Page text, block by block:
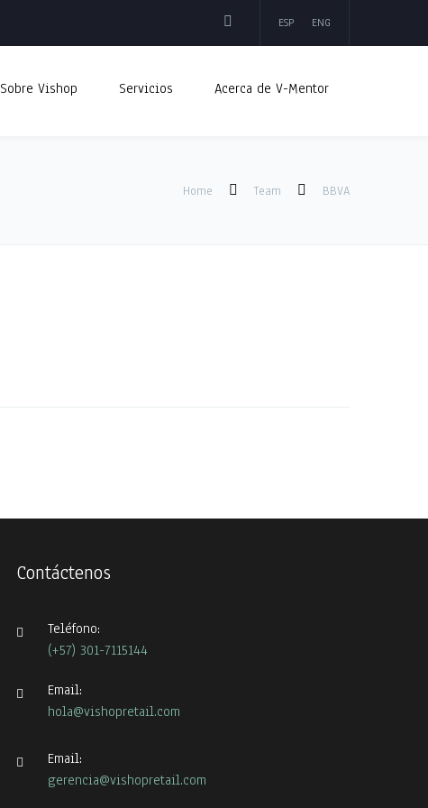
ESP ENG
Sobre Vishop Servicios Acerca de V-Mentor
Home Team BBVA
Contáctenos
Teléfono:
(+57) 301-7115144
Email:
hola@vishopretail.com
Email:
gerencia@vishopretail.com